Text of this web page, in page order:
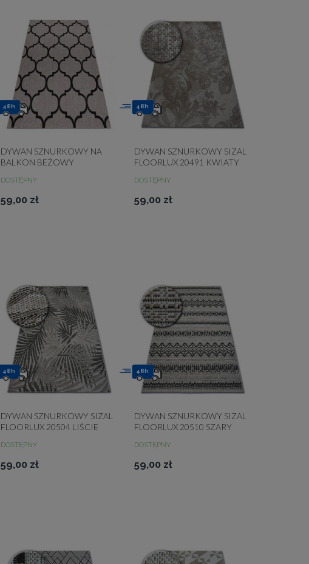
DYWAN SZNURKOWY NA
BALKON BEŻOWY
SIZAL FLOORLUX 20608
DOSTĘPNY
59,00 zł
48h
DYWAN SZNURKOWY SIZAL
FLOORLUX 20491 KWIATY
DOSTĘPNY
59,00 zł
48h
DYWAN SZNURKOWY SIZAL
FLOORLUX 20504 LIŚCIE
DŻUNGLA
DOSTĘPNY
59,00 zł
48h
DYWAN SZNURKOWY SIZAL
FLOORLUX 20510 SZARY
DOSTĘPNY
59,00 zł
48h